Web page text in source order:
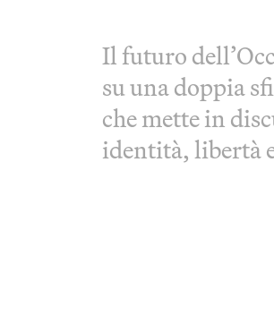
Il futuro
su una doppia
che mette in
identità, libertà